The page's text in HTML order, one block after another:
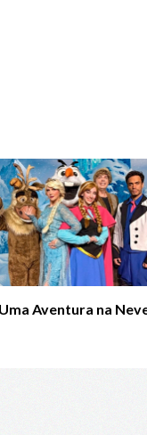
Uma Aventura na